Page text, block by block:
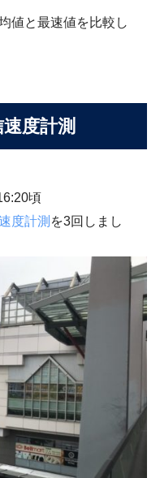
値と最速値を比較し
度計測
頃
度計測 を3回しまし